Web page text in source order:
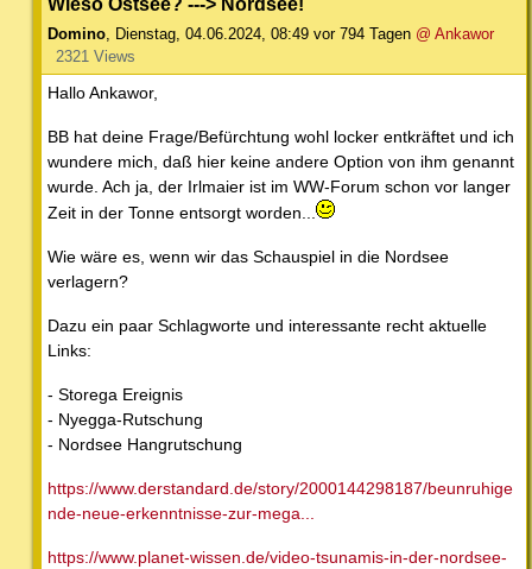
Domino Dienstag, 04.06.2024, 08:49 vor 794 Tagen @ Ankawor
2321 Views
Hallo Ankawor,
BB hat deine Frage/Befürchtung wohl locker entkräftet und ich
wundere mich, daß hier keine andere Option von ihm genannt
wurde. Ach ja, der Irlmaier ist im WW-Forum schon vor langer
Zeit in der Tonne entsorgt worden...
Wie wäre es, wenn wir das Schauspiel in die Nordsee
verlagern?
Dazu ein paar Schlagworte und interessante recht aktuelle
Links:
- Storega Ereignis
- Nyegga-Rutschung
- Nordsee Hangrutschung
https://www.derstandard.de/story/2000144298187/beunruhige
nde-neue-erkenntnisse-zur-mega...
https://www.planet-wissen.de/video-tsunamis-in-der-nordsee-